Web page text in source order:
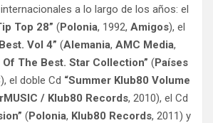
a lo largo de los años: el
Top 28” (Polonia, 1992, Amigos), el
Vol 4” (Alemania, AMC Media,
Of The Best. Star Collection” (Países
el doble Cd “Summer Klub80 Volume
/ Klub80 Records, 2010), el Cd
(Polonia, Klub80 Records, 2011) y